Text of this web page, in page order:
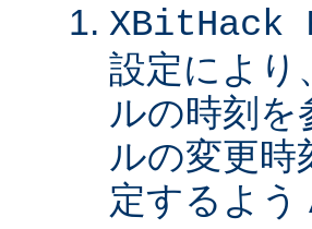
設定により
ルの時刻を
ルの変更時
定するよう